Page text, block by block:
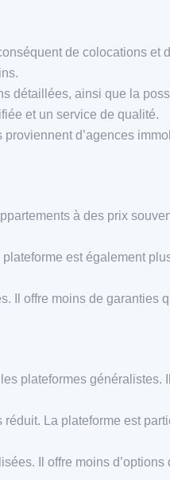
de colocations et
détaillées, ainsi que la
et un service de qualité.
d’agences
à des prix
est également
Il offre moins de garanties
plateformes généralistes.
La plateforme est
Il offre moins